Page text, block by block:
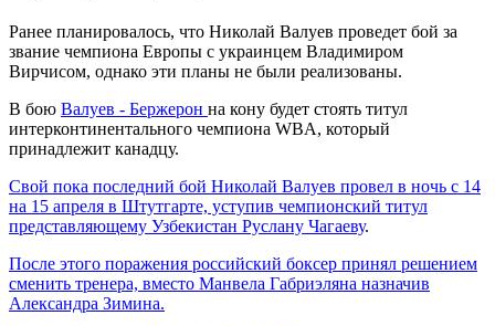
Ранее планировалось, что Николай Валуев проведет бой за
звание чемпиона Европы с украинцем Владимиром
Вирчисом, однако эти планы не были реализованы.
В бою Валуев - Бержерон на кону будет стоять титул
интерконтинентального чемпиона WBA, который
принадлежит канадцу.
Свой пока последний бой Николай Валуев провел в ночь с 14
на 15 апреля в Штутгарте, уступив чемпионский титул
представляющему Узбекистан Руслану Чагаеву.
После этого поражения российский боксер принял решением
сменить тренера, вместо Манвела Габриэляна назначив
Александра Зимина.